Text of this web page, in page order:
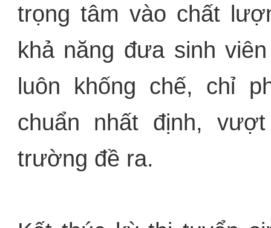
trọng tâm vào chất
khả năng đưa sinh
luôn khống chế, chỉ
chuẩn nhất định,
trường đề ra.